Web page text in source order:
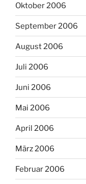
Oktober 2006
September 2006
August 2006
Juli 2006
Juni 2006
Mai 2006
April 2006
März 2006
Februar 2006